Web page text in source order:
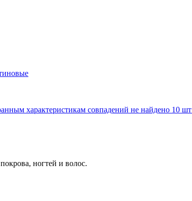
характеристикам совпадений не найдено 10 шт
ногтей и волос.